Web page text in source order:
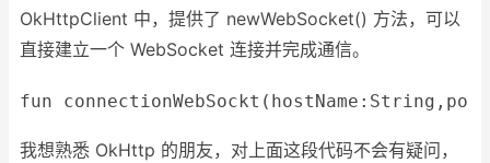
OkHttpClient 中，提供了 newWebSocket() 方法，可以
直接建立一个 WebSocket 连接并完成通信。
fun connectionWebSockt (hostName: String
我想熟悉 OkHttp 的朋友，对上面这段代码不会有疑问，